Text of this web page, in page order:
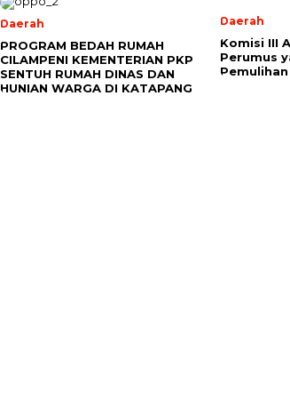
Daerah
PROGRAM BEDAH RUMAH
CILAMPENI KEMENTERIAN PKP
SENTUH RUMAH DINAS DAN
HUNIAN WARGA DI KATAPANG
Daerah
Komisi III
Perumus